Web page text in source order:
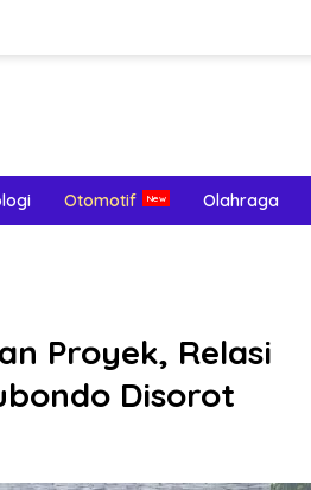
Otomotif Olahraga
Proyek, Relasi
Disorot